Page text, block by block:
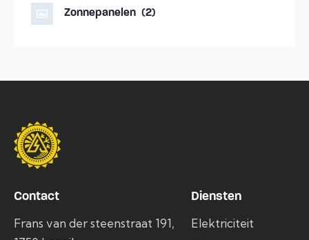
Zonnepanelen (2)
Contact
Frans van der steenstraat 191,
Diensten
Elektriciteit